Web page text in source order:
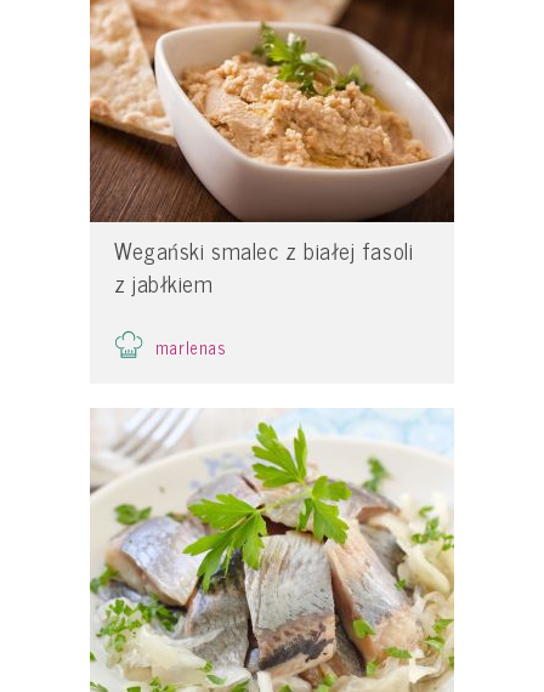
Wegański smalec z białej fasoli
z jabłkiem
marlenas